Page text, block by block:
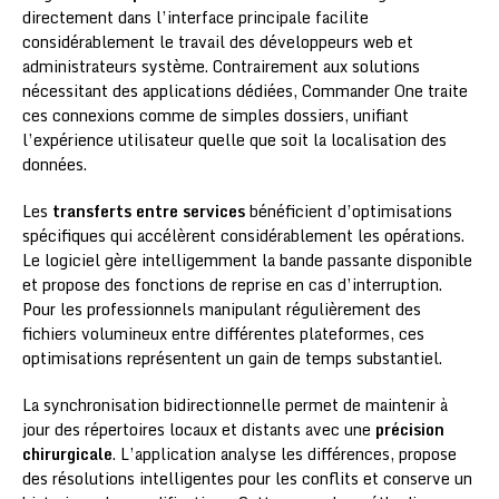
directement dans l’interface principale facilite
considérablement le travail des développeurs web et
administrateurs système. Contrairement aux solutions
nécessitant des applications dédiées, Commander One traite
ces connexions comme de simples dossiers, unifiant
l’expérience utilisateur quelle que soit la localisation des
données.
Les transferts entre servicesbénéficient d’optimisations
spécifiques qui accélèrent considérablement les opérations.
Le logiciel gère intelligemment la bande passante disponible
et propose des fonctions de reprise en cas d’interruption.
Pour les professionnels manipulant régulièrement des
fichiers volumineux entre différentes plateformes, ces
optimisations représentent un gain de temps substantiel.
La synchronisation bidirectionnelle permet de maintenir à
jour des répertoires locaux et distants avec une précision
chirurgicale. L’application analyse les différences, propose
des résolutions intelligentes pour les conflits et conserve un